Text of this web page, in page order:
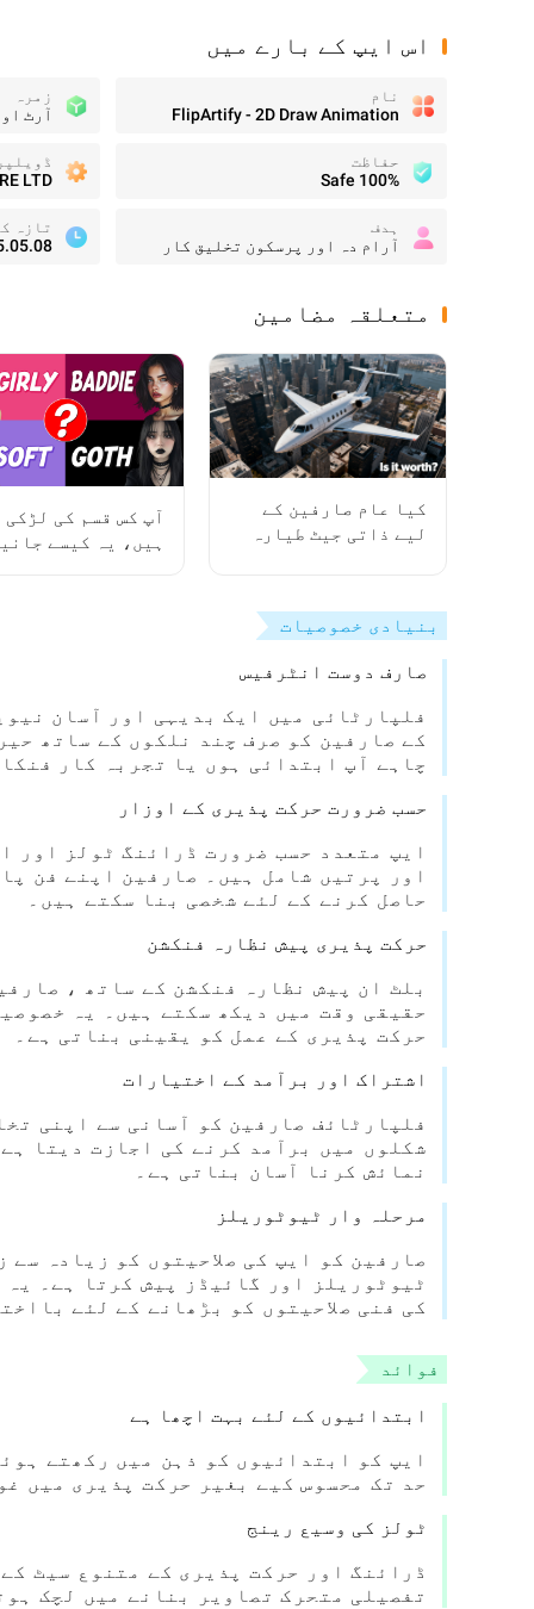
اس ایپ کے بارے میں
نام
FlipArtify - 2D Draw Animation
زمرہ
آرٹ
حفاظت
100% Safe
LTD
ہدف
آرام دہ اور پرسکون تخلیق کار
تازہ
متعلقہ مضامین
کیا عام صارفین کے
لیے ذاتی جیٹ طیارہ
آپ کس قسم کی لڑکی
ہیں، یہ کیسے
بنیادی خصوصیات
صارف دوست انٹرفیس
فلپارٹائی میں ایک بدیہی اور آسان
چاہے آپ ابتدائی ہوں یا تجربہ کار
حسب ضرورت حرکت پذیری کے اوزار
ایپ متعدد حسب ضرورت ڈرائنگ ٹولز اور
اور پرتیں شامل ہیں۔ صارفین اپنے فن
حاصل کرنے کے لئے شخصی بنا سکتے ہیں۔
حرکت پذیری پیش نظارہ فنکشن
بلٹ ان پیش نظارہ فنکشن کے ساتھ ،
حقیقی وقت میں دیکھ سکتے ہیں۔ یہ
حرکت پذیری کے عمل کو یقینی بناتی ہے۔
اشتراک اور برآمد کے اختیارات
فلپارٹائف صارفین کو آسانی سے اپنی
شکلوں میں برآمد کرنے کی اجازت دیتا
نمائش کرنا آسان بناتی ہے۔
مرحلہ وار ٹیوٹوریلز
ٹیوٹوریلز اور گائیڈز پیش کرتا ہے۔
کی فنی صلاحیتوں کو بڑھانے کے لئے
فوائد
ابتدائیوں کے لئے بہت اچھا ہے
ایپ کو ابتدائیوں کو ذہن میں رکھتے
حد تک محسوس کیے بغیر حرکت پذیری میں
ٹولز کی وسیع رینج
ڈرائنگ اور حرکت پذیری کے متنوع سیٹ
تفصیلی متحرک تصاویر بنانے میں لچک